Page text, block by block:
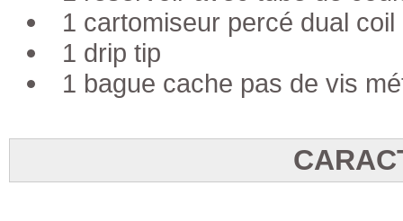
1 cartomiseur percé dual
1 drip tip
1 bague cache pas de vis